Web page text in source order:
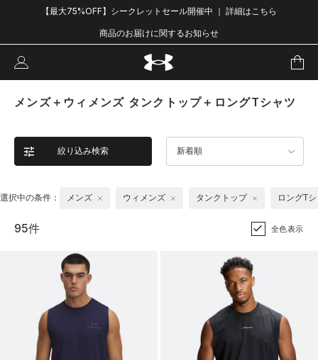
【最大75%OFF】シークレットセール開催中 ｜ 詳細はこちら
商品のお届けに関するお知らせ
メンズ＋ウィメンズ タンクトップ＋ロングTシャツ
絞り込み検索 新着順
選択中の条件： メンズ ウィメンズ タンクトップ ロングT
95件 全色表示